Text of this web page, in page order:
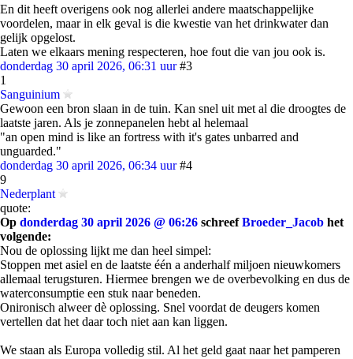
En dit heeft overigens ook nog allerlei andere maatschappelijke
voordelen, maar in elk geval is die kwestie van het drinkwater dan
gelijk opgelost.
Laten we elkaars mening respecteren, hoe fout die van jou ook is.
donderdag 30 april 2026, 06:31 uur #3
1
Sanguinium
Gewoon een bron slaan in de tuin. Kan snel uit met al die droogtes de
laatste jaren. Als je zonnepanelen hebt al helemaal
"an open mind is like an fortress with it's gates unbarred and
unguarded."
donderdag 30 april 2026, 06:34 uur #4
9
Nederplant
quote:
Op donderdag 30 april 2026 @ 06:26 schreefBroeder_Jacob het
volgende:
Nou de oplossing lijkt me dan heel simpel:
Stoppen met asiel en de laatste één a anderhalf miljoen nieuwkomers
allemaal terugsturen. Hiermee brengen we de overbevolking en dus de
waterconsumptie een stuk naar beneden.
Onironisch alweer dè oplossing. Snel voordat de deugers komen
vertellen dat het daar toch niet aan kan liggen.
We staan als Europa volledig stil. Al het geld gaat naar het pamperen